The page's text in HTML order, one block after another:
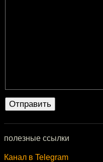
полезные ссылки
Канал в Telegram